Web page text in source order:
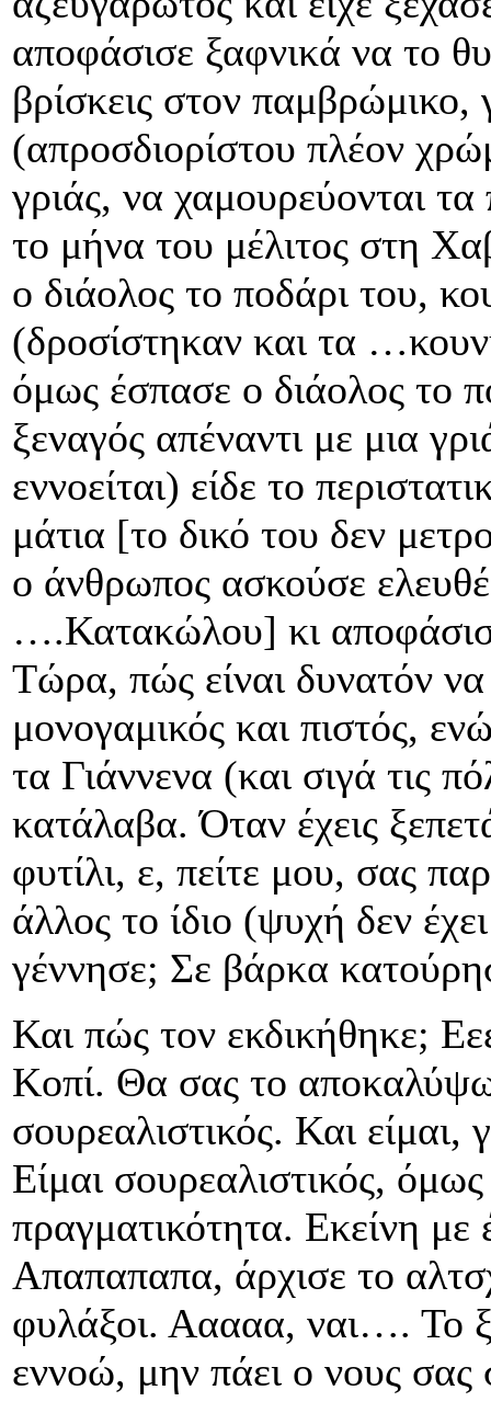
αποφάσισε ξαφνικά να το
βρίσκεις στον
(απροσδιορίστου πλέον
γριάς, να χαμουρεύονται
το μήνα του μέλιτος στη
ο διάολος το ποδάρι του,
(δροσίστηκαν και τα
όμως έσπασε ο διάολος το
ξεναγός απέναντι με μια
εννοείται) είδε το
μάτια [το δικό του δεν
ο άνθρωπος ασκούσε
….Κατακώλου] κι
Τώρα, πώς είναι δυνατόν να
μονογαμικός και πιστός,
τα Γιάννενα (και σιγά τις
κατάλαβα. Όταν έχεις
φυτίλι, ε, πείτε μου, σας
άλλος το ίδιο (ψυχή δεν
γέννησε; Σε βάρκα
Και πώς τον εκδικήθηκε;
Κοπί. Θα σας το
σουρεαλιστικός. Και
Είμαι σουρεαλιστικός,
πραγματικότητα. Εκείνη με
Απαπαπαπα, άρχισε το
φυλάξοι. Ααααα, ναι…. Το
εννοώ, μην πάει ο νους σας